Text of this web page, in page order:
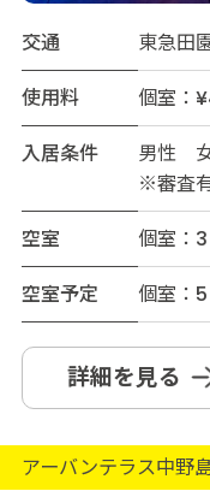
交通
東急田
使用料
個室：
入居条件
男性
※審査
空室
個室：3
空室予定
個室：5
詳細を見る
アーバンテラス中野